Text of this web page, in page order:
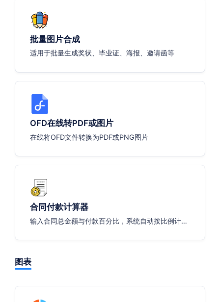
批量图片合成
适用于批量生成奖状、毕业证、海报、邀请函等
OFD在线转PDF或图片
在线将OFD文件转换为PDF或PNG图片
合同付款计算器
输入合同总金额与付款百分比，系统自动按比例计算
图表